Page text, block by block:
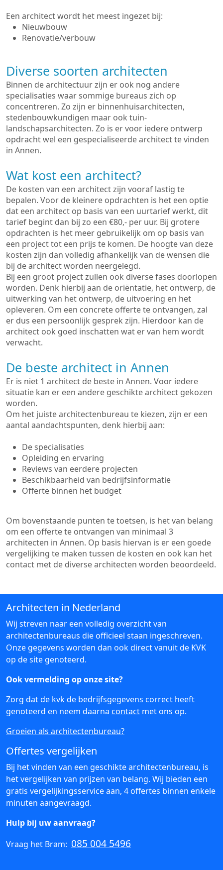
Een architect wordt het meest ingezet bij:
Nieuwbouw
Renovatie/verbouw
Diverse soorten architecten
Binnen de architectuur zijn er ook nog andere
specialisaties waar sommige bureaus zich op
concentreren. Zo zijn er binnenhuisarchitecten,
stedenbouwkundigen maar ook tuin-
landschapsarchitecten. Zo is er voor iedere ontwerp
opdracht wel een gespecialiseerde architect te vinden
in Annen.
Wat kost een architect?
De kosten van een architect zijn vooraf lastig te
bepalen. Voor de kleinere opdrachten is het een optie
dat een architect op basis van een uurtarief werkt, dit
tarief begint dan bij zo een €80,- per uur. Bij grotere
opdrachten is het meer gebruikelijk om op basis van
een project tot een prijs te komen. De hoogte van deze
kosten zijn dan volledig afhankelijk van de wensen die
bij de architect worden neergelegd.
Bij een groot project zullen ook diverse fases doorlopen
worden. Denk hierbij aan de oriëntatie, het ontwerp, de
uitwerking van het ontwerp, de uitvoering en het
opleveren. Om een concrete offerte te ontvangen, zal
er dus een persoonlijk gesprek zijn. Hierdoor kan de
architect ook goed inschatten wat er van hem wordt
verwacht.
De beste architect in Annen
Er is niet 1 architect de beste in Annen. Voor iedere
situatie kan er een andere geschikte architect gekozen
worden.
Om het juiste architectenbureau te kiezen, zijn er een
aantal aandachtspunten, denk hierbij aan:
De specialisaties
Opleiding en ervaring
Reviews van eerdere projecten
Beschikbaarheid van bedrijfsinformatie
Offerte binnen het budget
Om bovenstaande punten te toetsen, is het van belang
om een offerte te ontvangen van minimaal 3
architecten in Annen. Op basis hiervan is er een goede
vergelijking te maken tussen de kosten en ook kan het
contact met de diverse architecten worden beoordeeld.
Architecten in Nederland
Wij streven naar een volledig overzicht van
architectenbureaus die officieel staan ingeschreven.
Onze gegevens worden dan ook direct vanuit de KVK
op de site genoteerd.
Ook vermelding op onze site?
Zorg dat de kvk de bedrijfsgegevens correct heeft
genoteerd en neem daarna contact met ons op.
Groeien als architectenbureau?
Offertes vergelijken
Bij het vinden van een geschikte architectenbureau, is
het vergelijken van prijzen van belang. Wij bieden een
gratis vergelijkingsservice aan, 4 offertes binnen enkele
minuten aangevraagd.
Hulp bij uw aanvraag?
Vraag het Bram: 085 004 5496